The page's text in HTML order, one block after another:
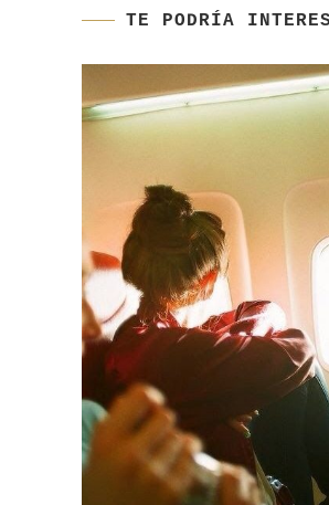
TE PODRÍA